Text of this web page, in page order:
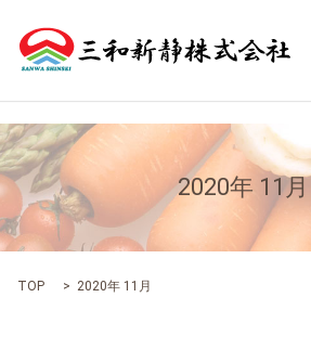
2020年 11月
TOP 2020年 11月